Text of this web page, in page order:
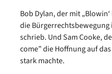
Bob Dylan, der mit
die
schrieb. Und Sam Cooke,
come” die Hoffnung auf
stark machte.